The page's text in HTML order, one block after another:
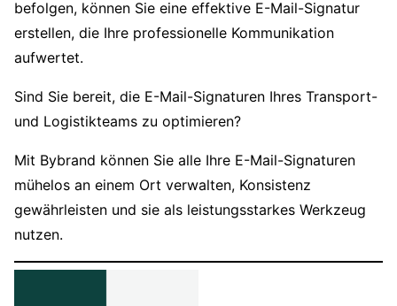
befolgen, können Sie eine effektive E-Mail-Signatur
erstellen, die Ihre professionelle Kommunikation
aufwertet.
Sind Sie bereit, die E-Mail-Signaturen Ihres Transport-
und Logistikteams zu optimieren?
Mit Bybrand können Sie alle Ihre E-Mail-Signaturen
mühelos an einem Ort verwalten, Konsistenz
gewährleisten und sie als leistungsstarkes Werkzeug
nutzen.